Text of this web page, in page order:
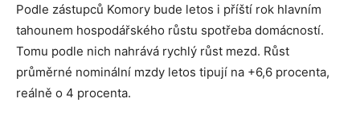
Podle zástupců Komory bude letos i příští rok hlavním
tahounem hospodářského růstu spotřeba domácností.
Tomu podle nich nahrává rychlý růst mezd. Růst
průměrné nominální mzdy letos tipují na +6,6 procenta,
reálně o 4 procenta.